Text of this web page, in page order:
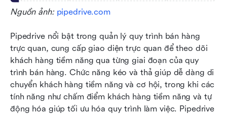
Nguồn ảnh: pipedrive.com
Pipedrive nổi bật trong quản lý quy trình bán hàng
trực quan, cung cấp giao diện trực quan để theo dõi
khách hàng tiềm năng qua từng giai đoạn của quy
trình bán hàng. Chức năng kéo và thả giúp dễ dàng di
chuyển khách hàng tiềm năng và cơ hội, trong khi các
tính năng như chấm điểm khách hàng tiềm năng và tự
động hóa giúp tối ưu hóa quy trình làm việc. Pipedrive